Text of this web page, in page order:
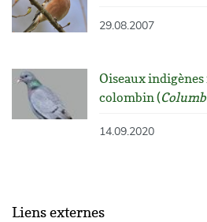
29.08.2007
Oiseaux
colombin (
14.09.2020
Liens externes